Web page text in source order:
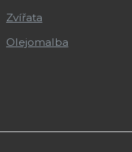
Zvířata
Olejomalba